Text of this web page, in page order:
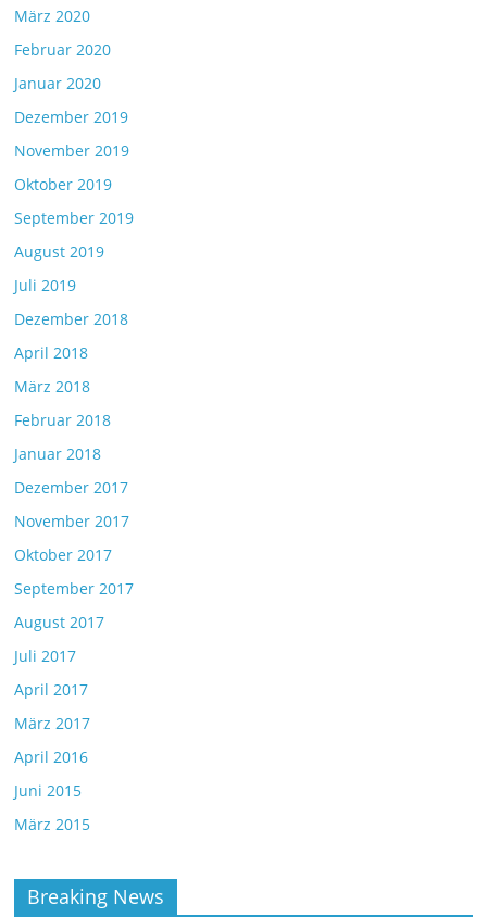
März 2020
Februar 2020
Januar 2020
Dezember 2019
November 2019
Oktober 2019
September 2019
August 2019
Juli 2019
Dezember 2018
April 2018
März 2018
Februar 2018
Januar 2018
Dezember 2017
November 2017
Oktober 2017
September 2017
August 2017
Juli 2017
April 2017
März 2017
April 2016
Juni 2015
März 2015
Breaking News